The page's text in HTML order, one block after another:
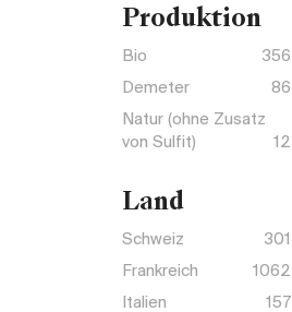
Produktion
Bio
356
Demeter
86
Natur (ohne Zusatz
von Sulfit)
12
Land
Schweiz
301
Frankreich
1062
Italien
157